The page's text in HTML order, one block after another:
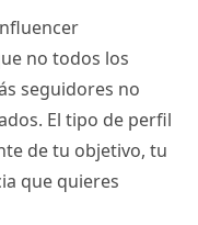
no todos los
seguidores no
El tipo de perfil
de tu objetivo, tu
que quieres